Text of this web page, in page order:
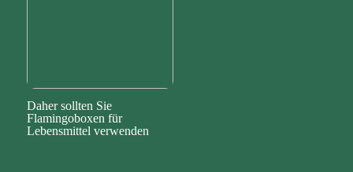
Daher sollten Sie
Flamingoboxen für
Lebensmittel verwenden